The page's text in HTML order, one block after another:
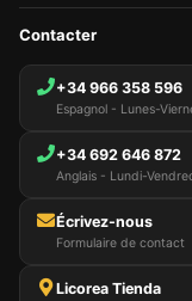
Contacter
+34 966 358 596
Espagnol - Lunes-
+34 692 646 872
Anglais - Lundi-
Écrivez-nous
Formulaire de contact
Licorea Tienda